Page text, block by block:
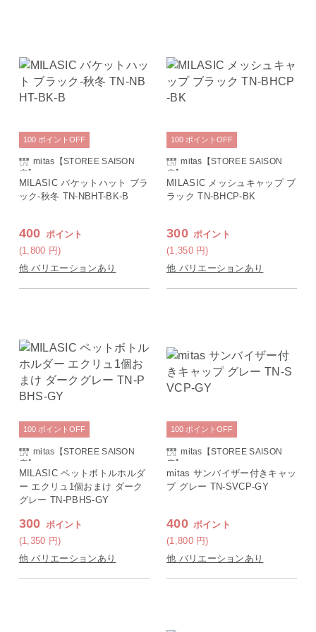
mitas【STOREE SAISON
店】
MILASIC バケットハット ブラ
ック-秋冬 TN-NBHT-BK-B
400 ポイント
(1,800 円)
100 ポイント OFF
他 バリエーションあり
mitas【STOREE SAISON
店】
MILASIC メッシュキャップ ブ
ラック TN-BHCP-BK
300 ポイント
(1,350 円)
100 ポイント OFF
他 バリエーションあり
mitas【STOREE SAISON
店】
MILASIC ペットボトルホルダ
ー エクリュ1個おまけ ダーク
グレー TN-PBHS-GY
300 ポイント
(1,350 円)
100 ポイント OFF
他 バリエーションあり
mitas【STOREE SAISON
店】
mitas サンバイザー付きキャッ
プ グレー TN-SVCP-GY
400 ポイント
(1,800 円)
100 ポイント OFF
他 バリエーションあり